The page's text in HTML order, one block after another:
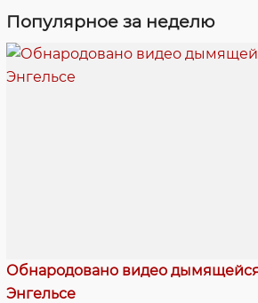
Популярное за неделю
Обнародовано видео
Энгельсе